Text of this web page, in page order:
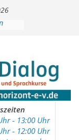
- 13:00 Uhr
- 12:00 Uhr